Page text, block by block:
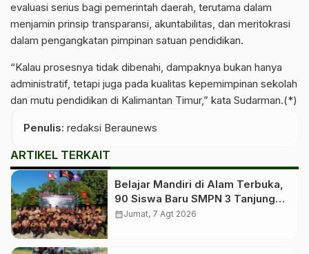
evaluasi serius bagi pemerintah daerah, terutama dalam
menjamin prinsip transparansi, akuntabilitas, dan meritokrasi
dalam pengangkatan pimpinan satuan pendidikan.
“Kalau prosesnya tidak dibenahi, dampaknya bukan hanya
administratif, tetapi juga pada kualitas kepemimpinan sekolah
dan mutu pendidikan di Kalimantan Timur,” kata Sudarman.(*)
Penulis: redaksi Beraunews
ARTIKEL TERKAIT
Belajar Mandiri di Alam Terbuka,
90 Siswa Baru SMPN 3 Tanjung
Redeb Ikuti Perkemahan
calendar_monthJumat, 7 Agt 2026